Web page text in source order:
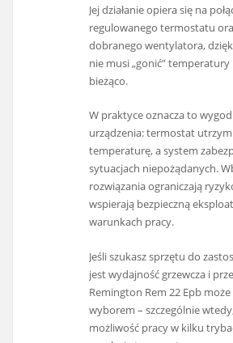
Jej działanie opiera się na
regulowanego termostatu
dobranego wentylatora,
nie musi „gonić”
bieżąco.
W praktyce oznacza to
urządzenia: termostat
temperaturę, a system
sytuacjach niepożądanych.
rozwiązania ograniczają
wspierają bezpieczną
warunkach pracy.
Jeśli szukasz sprzętu do
jest wydajność grzewcza i
Remington Rem 22 Epb
wyborem – szczególnie
możliwość pracy w kilku